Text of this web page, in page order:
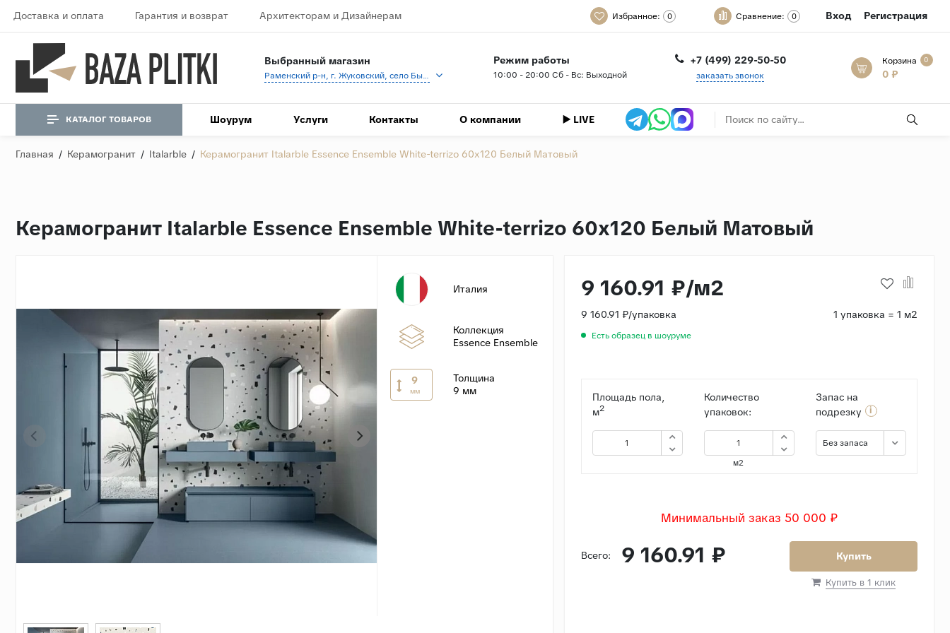
Доставка и оплата Гарантия и возврат Архитекторам и Дизайнерам Избранное: 0 Сравнение: 0 Вход Регистрация
Выбранный магазин
Раменский р-н, г. Жуковский, село Быково, кп Спартак, Береговая ул., 1
Режим работы
10:00 - 20:00 Сб - Вс: Выходной
+7 (499) 229-50-50
заказать звонок
Корзина 0
0 ₽
КАТАЛОГ ТОВАРОВ Шоурум Услуги Контакты О компании ▶️ LIVE
Главная / Керамогранит / Italarble / Керамогранит Italarble Essence Ensemble White-terrizo 60x120 Белый Матовый
Керамогранит Italarble Essence Ensemble White-terrizo 60x120 Белый Матовый
Италия
Коллекция
Essence Ensemble
9
мм
Толщина
9 мм
9 160.91 ₽/м2
9 160.91 ₽/упаковка 1 упаковка = 1 м2
Есть образец в шоуруме
Площадь пола,
м2
Количество
упаковок:
м2
Запас на
подрезку
i
Без запаса
Минимальный заказ 50 000 ₽
Всего: 9 160.91 ₽ Купить
Купить в 1 клик